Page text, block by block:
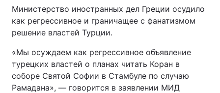
Министерство иностранных дел Греции осудило
как регрессивное и граничащее с фанатизмом
решение властей Турции.
«Мы осуждаем как регрессивное объявление
турецких властей о планах читать Коран в
соборе Святой Софии в Стамбуле по случаю
Рамадана», — говорится в заявлении МИД